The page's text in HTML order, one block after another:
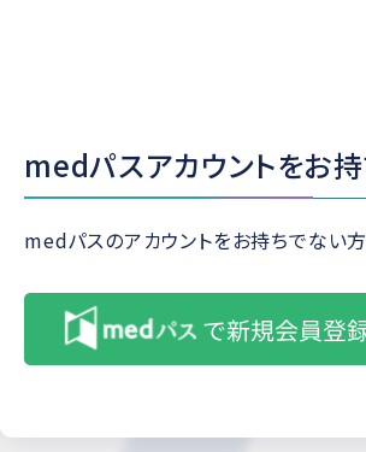
medパスアカウントをお
medパスのアカウントをお持ちでない